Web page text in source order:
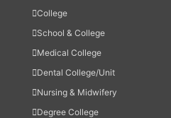
College
School & College
Medical College
Dental College/Unit
Nursing & Midwifery
Degree College